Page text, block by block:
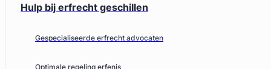
Hulp bij erfrecht geschillen
Gespecialiseerde erfrecht advocaten
Optimale regeling erfenis